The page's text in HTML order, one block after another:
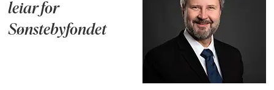
leiar for
Sønstebyfondet